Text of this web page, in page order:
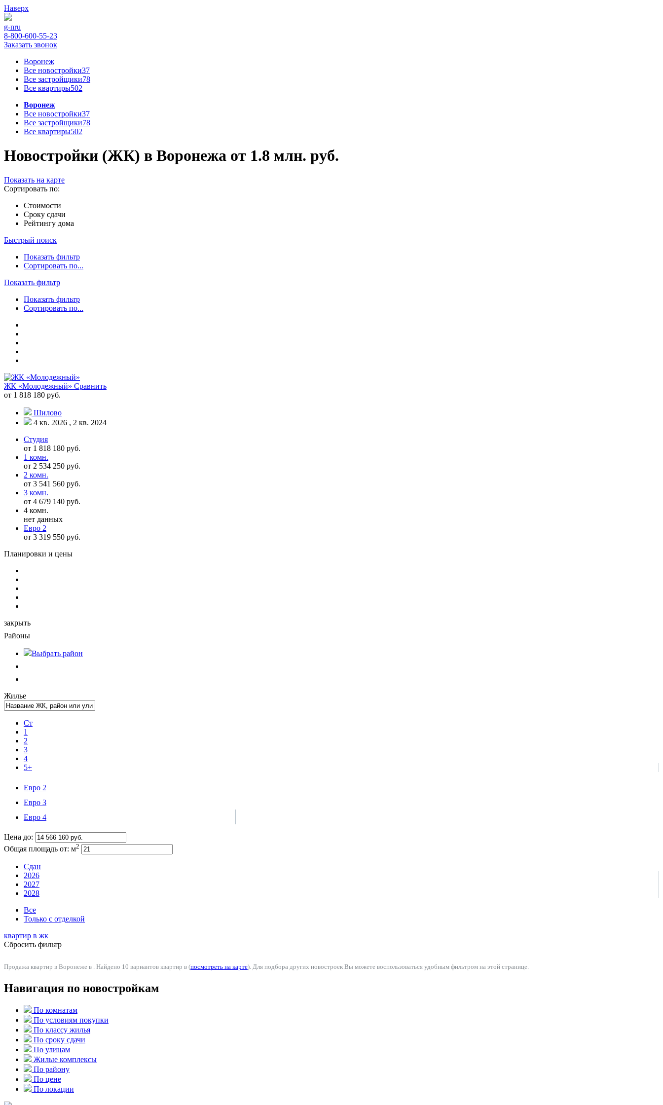
Наверх
g-nru
8-800-600-55-23
Заказать звонок
Воронеж
Все новостройки37
Все застройщики78
Все квартиры502
Воронеж
Все новостройки37
Все застройщики78
Все квартиры502
Новостройки (ЖК) в Воронежа от 1.8 млн. руб.
Показать на карте
Сортировать по:
Стоимости
Сроку сдачи
Рейтингу дома
Быстрый поиск
Показать фильтр
Сортировать по...
Показать фильтр
Показать фильтр
Сортировать по...
ЖК «Молодежный» Сравнить
от 1 818 180 руб.
Шилово
4 кв. 2026 , 2 кв. 2024
Студия
от 1 818 180 руб.
1 комн.
от 2 534 250 руб.
2 комн.
от 3 541 560 руб.
3 комн.
от 4 679 140 руб.
4 комн.
нет данных
Евро 2
от 3 319 550 руб.
Планировки и цены
закрыть
Районы
Выбрать район
Жилье
Ст
1
2
3
4
5+
Евро 2
Евро 3
Евро 4
Цена до:
Общая площадь от: м2
Сдан
2026
2027
2028
Все
Только с отделкой
квартир в жк
Сбросить фильтр
Продажа квартир в Воронеже в . Найдено 10 вариантов квартир в (посмотреть на карте). Для подбора других новостроек Вы можете воспользоваться удобным фильтром на этой странице.
Навигация по новостройкам
По комнатам
По условиям покупки
По классу жилья
По сроку сдачи
По улицам
Жилые комплексы
По району
По цене
По локации